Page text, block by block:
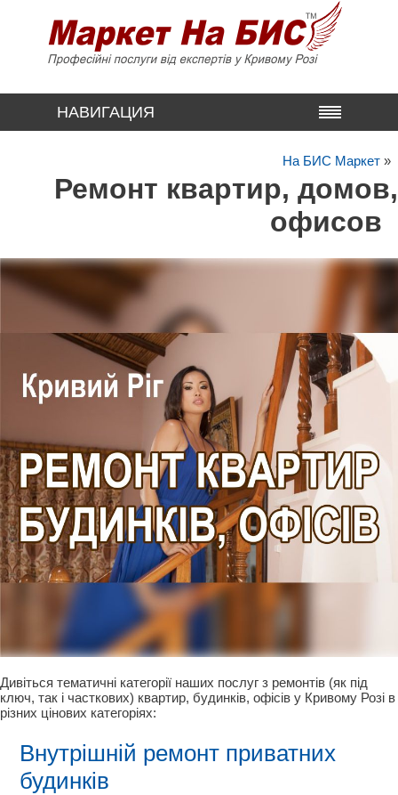
НАВИГАЦИЯ
На БИС Маркет »
Ремонт квартир, домов,
офисов
Дивіться тематичні категорії наших послуг з ремонтів (як під
ключ, так і часткових) квартир, будинків, офісів у Кривому Розі в
різних цінових категоріях:
Внутрішній ремонт приватних
будинків